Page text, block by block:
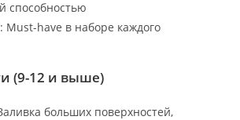
способностью
Must-have в наборе каждого
(9-12 и выше)
больших поверхностей,